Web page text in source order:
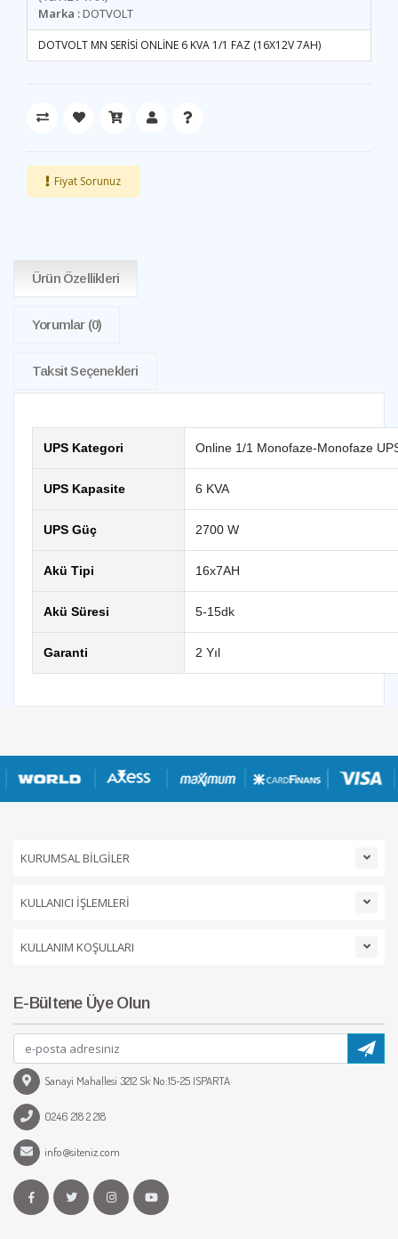
Marka :DOTVOLT
DOTVOLT MN SERİSİ ONLİNE 6 KVA 1/1 FAZ (16X12V 7AH)
Fiyat Sorunuz
Ürün Özellikleri
Yorumlar (0)
Taksit Seçenekleri
UPS Kategori Online 1/1 Monofaze-Monofaze
UPS Kapasite 6 KVA
UPS Güç 2700 W
Akü Tipi 16x7AH
Akü Süresi 5-15dk
Garanti 2 Yıl
KURUMSAL BİLGİLER
KULLANICI İŞLEMLERİ
KULLANIM KOŞULLARI
E-Bültene Üye Olun
Sanayi Mahallesi 3212 Sk No:15-25 ISPARTA
0246 218 2 218
info@siteniz.com